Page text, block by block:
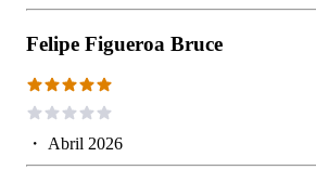
Felipe Figueroa Bruce
・ Abril 2026